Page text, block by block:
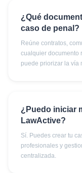
¿Qué
caso de penal?
Reúne contratos,
cualquier documento
puede priorizar la vía
¿Puedo iniciar
LawActive?
Sí. Puedes crear tu
profesionales y
centralizada.